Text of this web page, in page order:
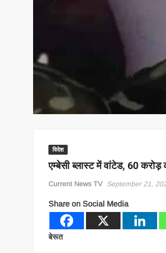
विदेश
एम्बेसी ब्लास्ट में वांटेड, 60
Current News TV September 21,
Share on Social Media
बेरूत